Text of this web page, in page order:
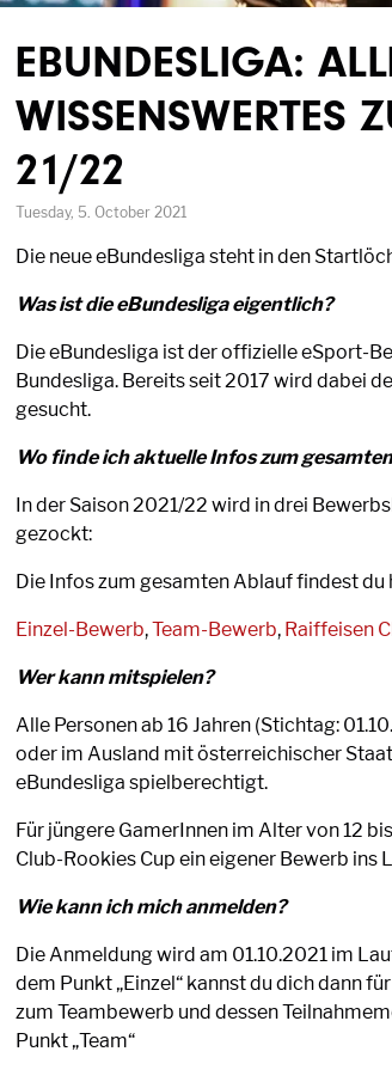
EBUNDESLIGA:
WISSENSWERTES
21/22
Tuesday, 5. October 2021
Die neue eBundesliga steht in den
Was ist die eBundesliga eigentlich?
Die eBundesliga ist der offizielle eSport-
Bundesliga. Bereits seit 2017 wird dabei
gesucht.
Wo finde ich aktuelle Infos zum
In der Saison 2021/22 wird in drei
gezockt:
Die Infos zum gesamten Ablauf findest du
Einzel-Bewerb,Team-Bewerb, Raiffeisen
Wer kann mitspielen?
Alle Personen ab 16 Jahren (Stichtag:
oder im Ausland mit österreichischer
eBundesliga spielberechtigt.
Für jüngere GamerInnen im Alter von 12
Club-Rookies Cup ein eigener Bewerb ins
Wie kann ich mich anmelden?
Die Anmeldung wird am 01.10.2021 im
dem Punkt „Einzel“ kannst du dich dann
zum Teambewerb und dessen
Punkt „Team“